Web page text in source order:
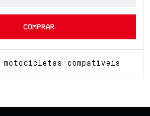
COMPRAR
motocicletas compatíveis